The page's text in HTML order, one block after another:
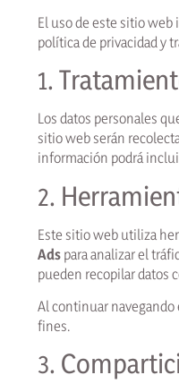
El uso de este sitio
política de privacidad y
1.
Los datos personales
sitio web serán
información podrá
2.
Este sitio web utiliza
Ads para analizar el
pueden recopilar datos
Al continuar navegando
fines.
3.